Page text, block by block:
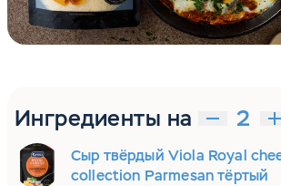
Ингредиенты на
Сыр твёрдый Viola Royal
collection Parmesan тёртый